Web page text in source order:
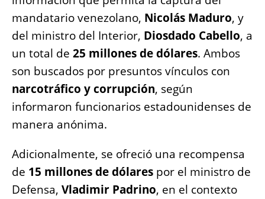
b
o
o
k
A
p
p
n
g
er
Li
n
k
mandatario venezolano, Nicolás Maduro, y
del ministro del Interior, Diosdado Cabello, a
un total de 25 millones de dólares. Ambos
son buscados por presuntos vínculos con
narcotráfico y corrupción, según
informaron funcionarios estadounidenses de
manera anónima.
Adicionalmente, se ofreció una recompensa
de 15 millones de dólares por el ministro de
Defensa, Vladimir Padrino, en el contexto